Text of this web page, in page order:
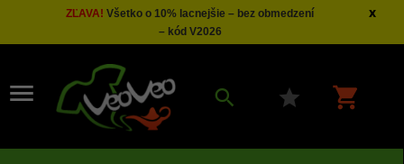
ZĽAVA! Všetko o 10% lacnejšie – bez obmedzení
– kód V2026
x